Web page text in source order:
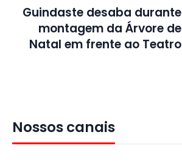
Guindaste desaba durante
montagem da Árvore de
Natal em frente ao Teatro
Nossos canais